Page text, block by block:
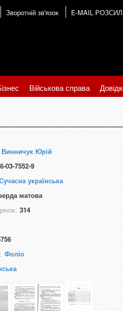
Зворотній зв'язок E-MAIL
Військова справа
Винничук Юрій
03-7552-9
українська
матова
314
Фоліо